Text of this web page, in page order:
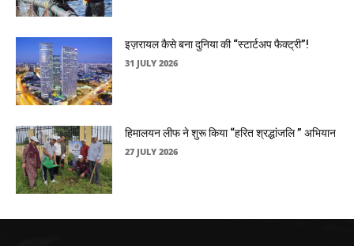
इज़रायल कैसे बना दुनिया की “स्टार्टअप फैक्ट्री”!
31 JULY 2026
हिमालयन लीफ ने शुरू किया “हरित श्रद्धांजलि ” अभियान
27 JULY 2026